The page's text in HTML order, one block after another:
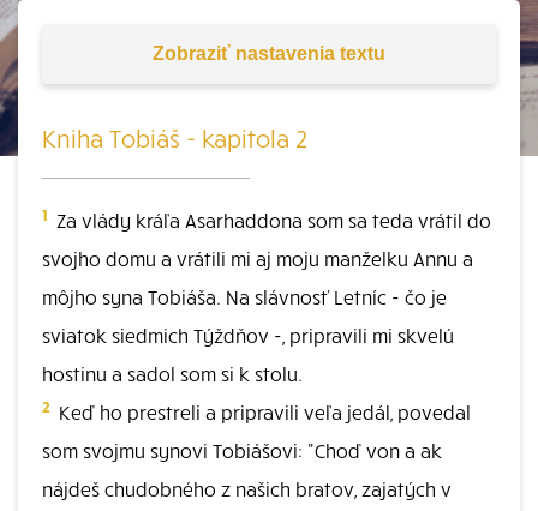
Zobraziť nastavenia textu
Kniha Tobiáš - kapitola 2
1 Za vlády kráľa Asarhaddona som sa teda vrátil do
svojho domu a vrátili mi aj moju manželku Annu a
môjho syna Tobiáša. Na slávnosť Letníc - čo je
sviatok siedmich Týždňov -, pripravili mi skvelú
hostinu a sadol som si k stolu.
2 Keď ho prestreli a pripravili veľa jedál, povedal
som svojmu synovi Tobiášovi: "Choď von a ak
nájdeš chudobného z našich bratov, zajatých v